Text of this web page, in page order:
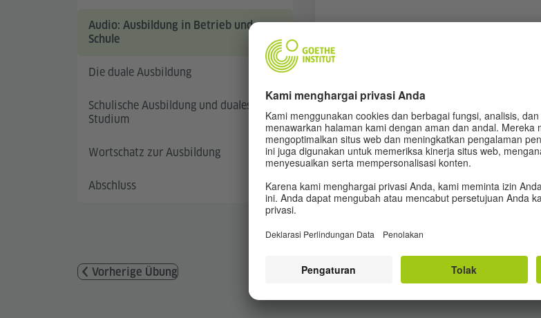
Audio: Ausbildung in Betrieb und
Schule
Die duale Ausbildung
Schulische Ausbildung und duales
Studium
Wortschatz zur Ausbildung
Abschluss
Vorherige Übung